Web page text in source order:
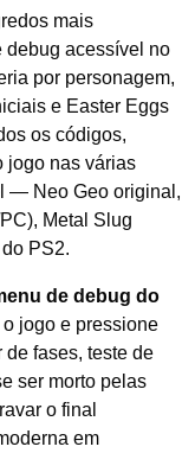
mais
debug acessível no
por personagem,
e Easter Eggs
os códigos,
jogo nas várias
— Neo Geo original,
Metal Slug
PS2.
de debug do
jogo e pressione
fases, teste de
ser morto pelas
o final
em